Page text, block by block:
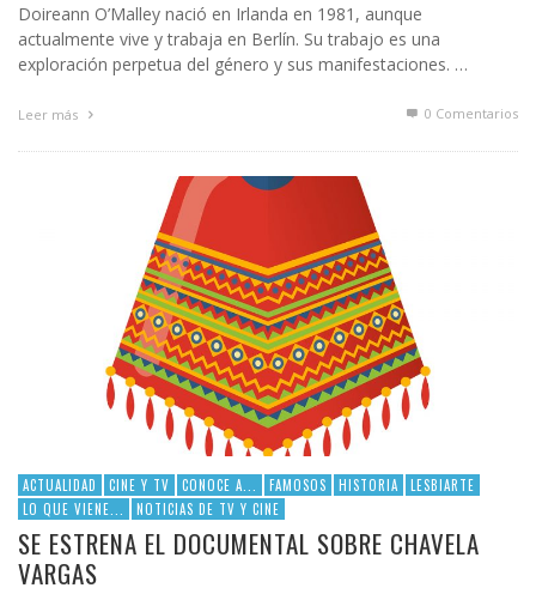
Doireann O’Malley nació en Irlanda en 1981, aunque
actualmente vive y trabaja en Berlín. Su trabajo es una
exploración perpetua del género y sus manifestaciones. …
Leer más 0 Comentarios
ACTUALIDAD CINE Y TV CONOCE A... FAMOSOS HISTORIA
LESBIARTE
LO QUE VIENE...
NOTICIAS DE TV Y CINE
SE ESTRENA EL DOCUMENTAL SOBRE CHAVELA
VARGAS